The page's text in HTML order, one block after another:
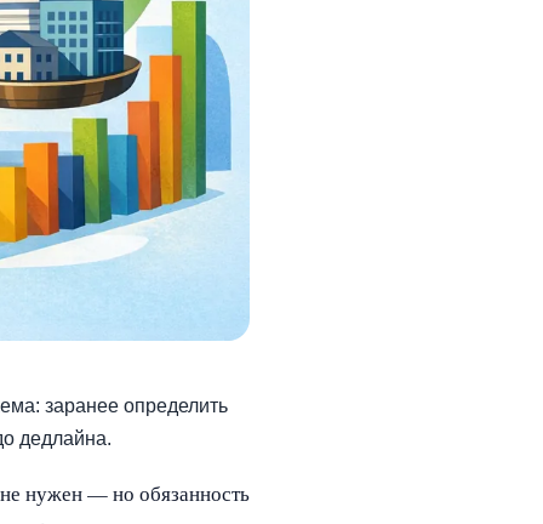
заранее определить
дедлайна.
не нужен — но обязанность